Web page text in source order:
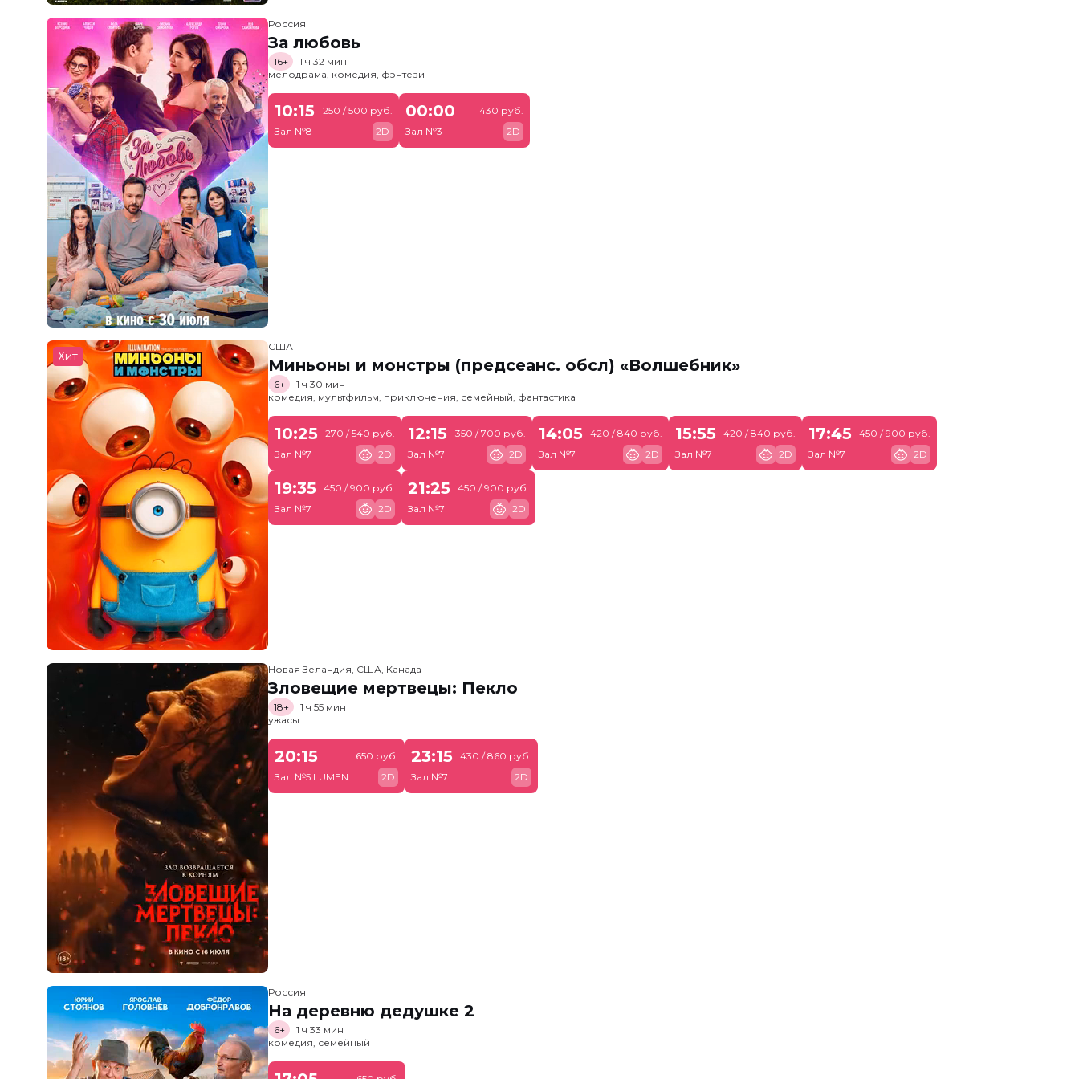
Россия
За любовь
16+
1 ч 32 мин
мелодрама, комедия, фэнтези
10:15
Зал №8
250 / 500 руб.
2D
00:00
Зал №3
430 руб.
2D
Хит
США
Миньоны и монстры (предсеанс. обсл) «Волшебник»
6+
1 ч 30 мин
комедия, мультфильм, приключения, семейный, фантастика
10:25
Зал №7
270 / 540 руб.
2D
12:15
Зал №7
350 / 700 руб.
2D
14:05
Зал №7
420 / 840 руб.
2D
15:55
Зал №7
420 / 840 руб.
2D
17:45
Зал №7
450 / 900 руб.
2D
19:35
Зал №7
450 / 900 руб.
2D
21:25
Зал №7
450 / 900 руб.
2D
Новая Зеландия, США, Канада
Зловещие мертвецы: Пекло
18+
1 ч 55 мин
ужасы
20:15
Зал №5 LUMEN
650 руб.
2D
23:15
Зал №7
430 / 860 руб.
2D
Россия
На деревню дедушке 2
6+
1 ч 33 мин
комедия, семейный